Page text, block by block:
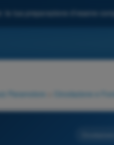
la tua preparazione d'esame
Paramotore Circolazione e